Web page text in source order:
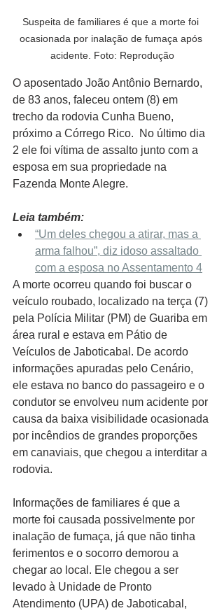
Suspeita de familiares é que a morte foi
ocasionada por inalação de fumaça após
acidente. Foto: Reprodução
O aposentado João Antônio Bernardo,
de 83 anos, faleceu ontem (8) em
trecho da rodovia Cunha Bueno,
próximo a Córrego Rico.  No último dia
2 ele foi vítima de assalto junto com a
esposa em sua propriedade na
Fazenda Monte Alegre.
Leia também:
“Um deles chegou a atirar, mas a
arma falhou”, diz idoso assaltado
com a esposa no Assentamento 4
A morte ocorreu quando foi buscar o
veículo roubado, localizado na terça (7)
pela Polícia Militar (PM) de Guariba em
área rural e estava em Pátio de
Veículos de Jaboticabal. De acordo
informações apuradas pelo Cenário,
ele estava no banco do passageiro e o
condutor se envolveu num acidente por
causa da baixa visibilidade ocasionada
por incêndios de grandes proporções
em canaviais, que chegou a interditar a
rodovia.
Informações de familiares é que a
morte foi causada possivelmente por
inalação de fumaça, já que não tinha
ferimentos e o socorro demorou a
chegar ao local. Ele chegou a ser
levado à Unidade de Pronto
Atendimento (UPA) de Jaboticabal,